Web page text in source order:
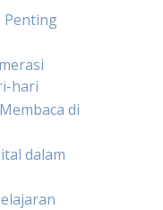
Penting
hari
di
dalam